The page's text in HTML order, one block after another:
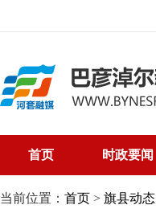
首页 时政要闻
当前位置： 首页 > 旗县动态